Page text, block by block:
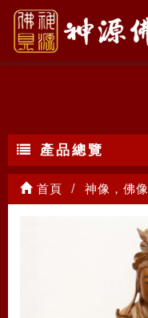
女神娘娘
產品總覽
首頁 神像，佛像